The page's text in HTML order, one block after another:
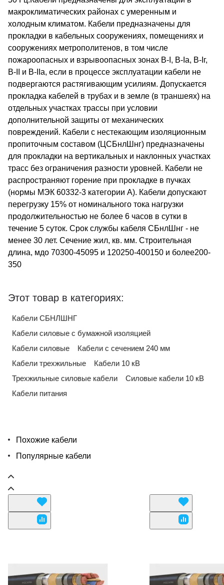
макроклиматических районах с умеренным и
холодным климатом. Кабели предназначены для
прокладки в кабельных сооружениях, помещениях и
сооружениях метрополитенов, в том числе
пожароопасных и взрывоопасных зонах В-I, В-Iа, В-Iг,
В-II и В-IIа, если в процессе эксплуатации кабели не
подвергаются растягивающим усилиям. Допускается
прокладка кабелей в трубах и в земле (в траншеях) на
отдельных участках трассы при условии
дополнительной защиты от механических
повреждений. Кабели с нестекающим изоляционным
пропиточным составом (ЦСБнлШнг) предназначены
для прокладки на вертикальных и наклонных участках
трасс без ограничения разности уровней. Кабели не
распространяют горение при прокладке в пучках
(нормы МЭК 60332-3 категории А). Кабели допускают
перегрузку 15% от номинального тока нагрузки
продолжительностью не более 6 часов в сутки в
течение 5 суток. Срок службы кабеля СБнлШнг - не
менее 30 лет. Сечение жил, кв. мм. Строительная
длина, мдо 70300-45095 и 120250-400150 и более200-
350
Этот товар в категориях:
Кабели СБНЛШНГ
Кабели силовые с бумажной изоляцией
Кабели силовые
Кабели с сечением 240 мм
Кабели трехжильные
Кабели 10 кВ
Трехжильные силовые кабели
Силовые кабели 10 кВ
Кабели питания
Похожие кабели
Популярные кабели